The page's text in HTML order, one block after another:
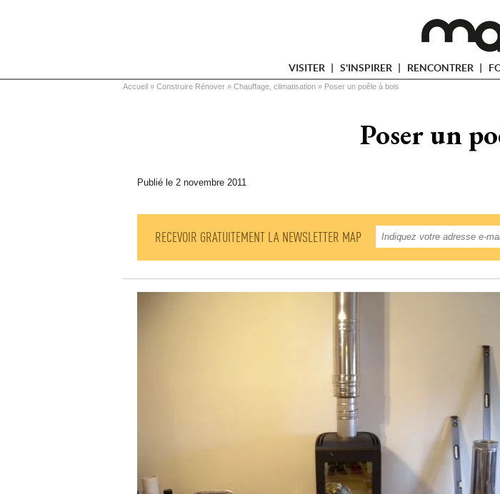
VISITER S'INSPIRER RENCONTRER
Vous êtes ici
Accueil » Construire Rénover » Chauffage, climatisation » Poser un poêle à bois
Poser un
Publié le 2 novembre 2011
RECEVOIR GRATUITEMENT LA NEWSLETTER MAP